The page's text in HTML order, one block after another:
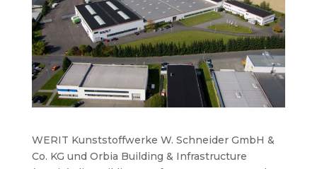
WERIT Kunststoffwerke W. Schneider GmbH &
Co. KG und Orbia Building & Infrastructure